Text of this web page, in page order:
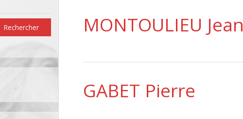
MONTOULIEU Jean
GABET Pierre